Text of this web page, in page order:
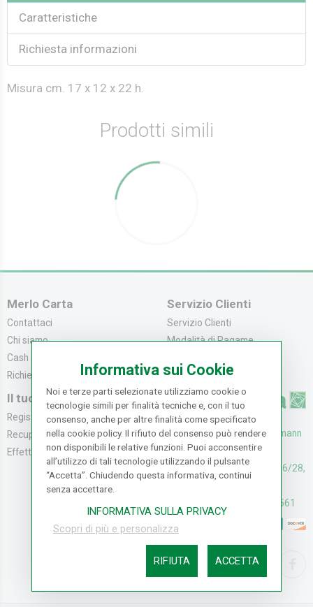
Caratteristiche
Richiesta informazioni
Misura cm. 17 x 12 x 22 h.
Prodotti simili
Merlo Carta
Contattaci
Chi siamo
Cash & Carry
Richiedi catalogo
Servizio Clienti
Servizio Clienti
Modalità di Pagame...
Resi e Recessi
Il tuo Account
Registrati
Recupera la Passwo...
Effettua un Reso
UFFICI: V. Senna 44/46, Osmann
oro Sesto F.no (FI)
CASH & CARRY: V. Senna 26/28,
Assistenza: (+39) 055374561
Informativa sui Cookie
Noi e terze parti selezionate utilizziamo cookie o
tecnologie simili per finalità tecniche e, con il tuo
consenso, anche per altre finalità come specificato
nella cookie policy. Il rifiuto del consenso può rendere
non disponibili le relative funzioni. Puoi acconsentire
all’utilizzo di tali tecnologie utilizzando il pulsante
“Accetta”. Chiudendo questa informativa, continui
senza accettare.
INFORMATIVA SULLA PRIVACY
Scopri di più e personalizza
RIFIUTA ACCETTA